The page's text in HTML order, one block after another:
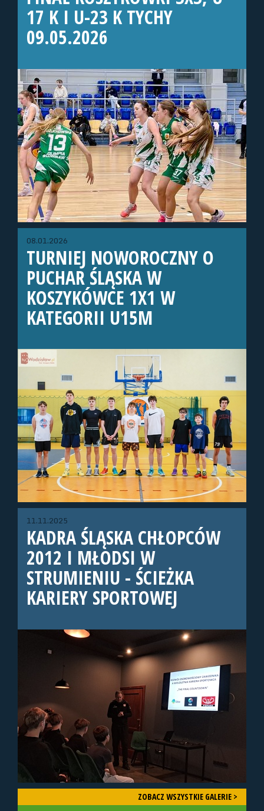
17 K I U-23 K TYCHY
09.05.2026
08.01.2026
TURNIEJ NOWOROCZNY O
PUCHAR ŚLĄSKA W
KOSZYKÓWCE 1X1 W
KATEGORII U15M
11.11.2025
KADRA ŚLĄSKA CHŁOPCÓW
2012 I MŁODSI W
STRUMIENIU - ŚCIEŻKA
KARIERY SPORTOWEJ
ZOBACZ WSZYSTKIE GALERIE >